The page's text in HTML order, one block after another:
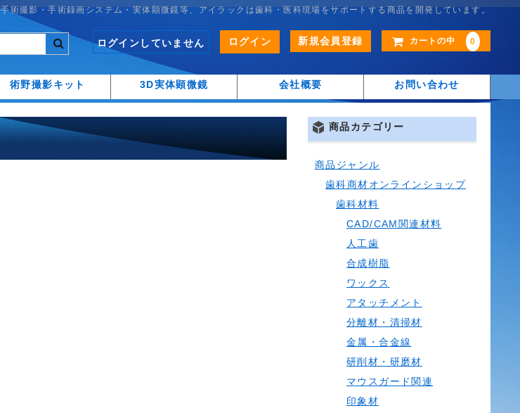
手術撮影・手術録画システム・実体顕微鏡等、アイラックは歯科・医科現場をサポートする商品を開発しています。
カートの中 0
ログインしていません ログイン 新規会員登録
術野撮影キット 3D実体顕微鏡 会社概要 お問い合わせ
商品カテゴリー
商品ジャンル
歯科商材オンラインショップ
歯科材料
CAD/CAM関連材料
人工歯
合成樹脂
ワックス
アタッチメント
分離材・清掃材
金属・合金線
研削材・研磨材
マウスガード関連
印象材